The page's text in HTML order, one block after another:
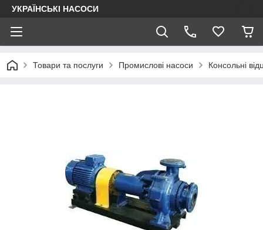
УКРАЇНСЬКІ НАСОСИ
Товари та послуги Промислові насоси Консольні